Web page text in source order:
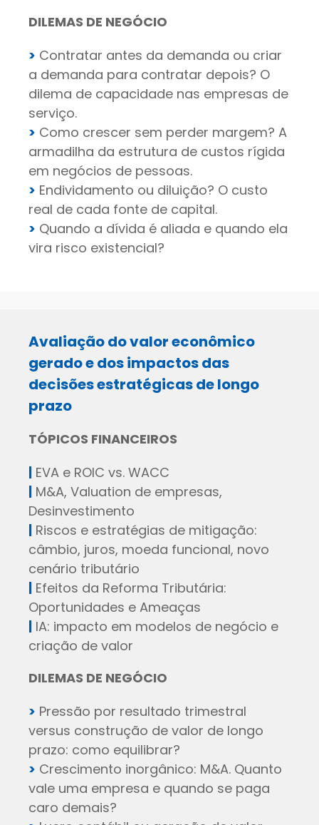
DILEMAS DE NEGÓCIO
> Contratar antes da demanda ou criar
a demanda para contratar depois? O
dilema de capacidade nas empresas de
serviço.
> Como crescer sem perder margem? A
armadilha da estrutura de custos rígida
em negócios de pessoas.
> Endividamento ou diluição? O custo
real de cada fonte de capital.
> Quando a dívida é aliada e quando ela
vira risco existencial?
Avaliação do valor econômico
gerado e dos impactos das
decisões estratégicas de longo
prazo
TÓPICOS FINANCEIROS
| EVA e ROIC vs. WACC
| M&A, Valuation de empresas,
Desinvestimento
| Riscos e estratégias de mitigação:
câmbio, juros, moeda funcional, novo
cenário tributário
| Efeitos da Reforma Tributária:
Oportunidades e Ameaças
| IA: impacto em modelos de negócio e
criação de valor
DILEMAS DE NEGÓCIO
> Pressão por resultado trimestral
versus construção de valor de longo
prazo: como equilibrar?
> Crescimento inorgânico: M&A. Quanto
vale uma empresa e quando se paga
caro demais?